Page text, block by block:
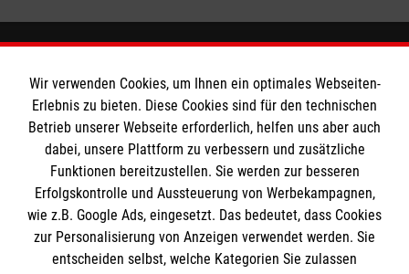
Das Liebfrauengymnasium
Downloads
Ansprechpartner
Soziale Netzwerke
Soziale Netzwerke
Informationen
Wir verwenden Cookies, um Ihnen ein optimales Webseiten-
Erlebnis zu bieten. Diese Cookies sind für den technischen
Betrieb unserer Webseite erforderlich, helfen uns aber auch
dabei, unsere Plattform zu verbessern und zusätzliche
Funktionen bereitzustellen. Sie werden zur besseren
Erfolgskontrolle und Aussteuerung von Werbekampagnen,
wie z.B. Google Ads, eingesetzt. Das bedeutet, dass Cookies
zur Personalisierung von Anzeigen verwendet werden. Sie
entscheiden selbst, welche Kategorien Sie zulassen